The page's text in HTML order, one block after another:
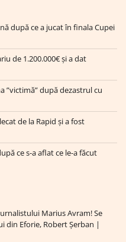
după ce a jucat în finala Cupei
de 1.200.000€ și a dat
”victimă” după dezastrul cu
de la Rapid și a fost
ce s-a aflat ce le-a făcut
Marius Avram! Se
din Eforie, Robert Șerban |